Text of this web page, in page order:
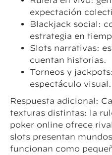
expectación
Blackjack social:
estrategia en
Slots narrativas:
cuentan historias.
Torneos y
espectáculo visual.
Respuesta adicional:
texturas distintas: la
poker online ofrece
slots presentan
funcionan como